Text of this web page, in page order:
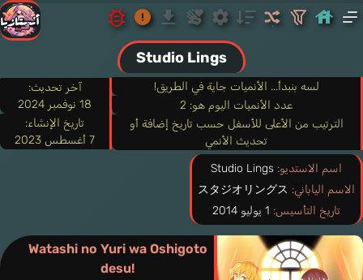
Studio Lings
لسه بنبدأ... الأنميات جاية في الطريق!
عدد الأنميات اليوم هو: 2
الترتيب من الأعلى للأسفل حسب تاريخ إضافة أو
تحديث الأنمي
آخر تحديث:
18 نوفمبر 2024
تاريخ الإنشاء:
7 أغسطس 2023
اسم الاستديو:
الاسم الياباني:
تاريخ التأسيس:
Watashi no Yuri wa Oshigoto
desu!